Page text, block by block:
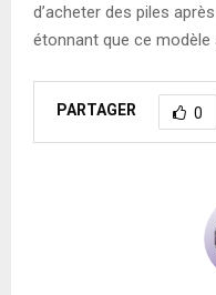
d’acheter des piles
étonnant que ce modèle
PARTAGER 0